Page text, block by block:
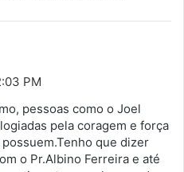
PM
pessoas como o Joel
pela coragem e força
que dizer
o Pr.Albino Ferreira e até